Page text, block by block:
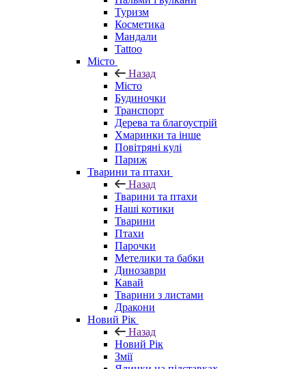
Туризм
Косметика
Мандали
Tattoo
Місто
Назад
Місто
Будиночки
Транспорт
Дерева та благоустрій
Хмаринки та інше
Повітряні кулі
Париж
Тварини та птахи
Назад
Тварини та птахи
Наші котики
Тварини
Птахи
Парочки
Метелики та бабки
Динозаври
Кавай
Тварини з листами
Дракони
Новий Рік
Назад
Новий Рік
Змії